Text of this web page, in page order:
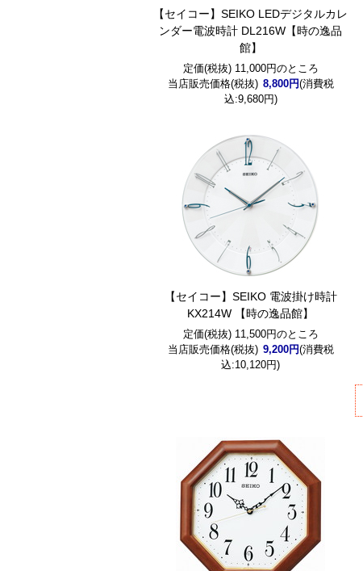
【セイコー】SEIKO LEDデジタルカレ
ンダー電波時計 DL216W【時の逸品
館】
定価(税抜) 11,000円のところ
当店販売価格(税抜) 8,800円(消費税
込:9,680円)
【セイコー】SEIKO 電波掛け時計
KX214W 【時の逸品館】
定価(税抜) 11,500円のところ
当店販売価格(税抜) 9,200円(消費税
込:10,120円)